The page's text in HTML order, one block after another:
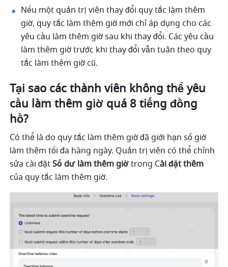
Nếu một quản trị viên thay đổi quy tắc làm thêm
giờ, quy tắc làm thêm giờ mới chỉ áp dụng cho các
yêu cầu làm thêm giờ sau khi thay đổi. Các yêu cầu
làm thêm giờ trước khi thay đổi vẫn tuân theo quy
tắc làm thêm giờ cũ.
Tại sao các thành viên không thể yêu
cầu làm thêm giờ quá 8 tiếng đồng
hồ?
Có thể là do quy tắc làm thêm giờ đã giới hạn số giờ
làm thêm tối đa hàng ngày. Quản trị viên có thể chỉnh
sửa cài đặt Số dư làm thêm giờ trong Cài đặtthêm
của quy tắc làm thêm giờ.